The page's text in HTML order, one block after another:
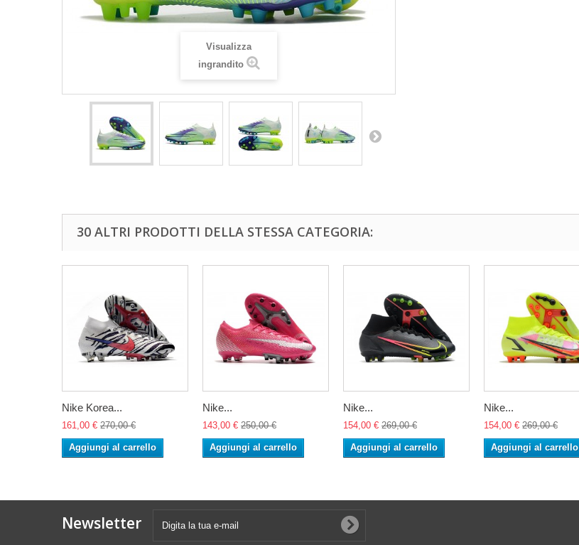
Visualizza
ingrandito
30 ALTRI PRODOTTI DELLA STESSA CATEGORIA:
Nike Korea...
161,00 € 270,00 €
Aggiungi al carrello
Nike...
143,00 € 250,00 €
Aggiungi al carrello
Nike...
154,00 € 269,00 €
Aggiungi al carrello
Nike...
154,00 € 269,00 €
Aggiungi al carrello
Newsletter